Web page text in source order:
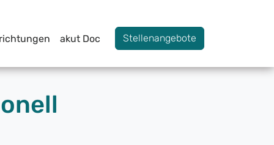
akut Doc Stellenangebote